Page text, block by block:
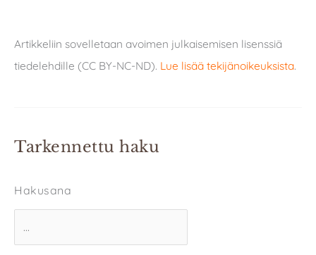
Artikkeliin sovelletaan avoimen julkaisemisen lisenssiä
tiedelehdille (CC BY-NC-ND). Lue lisää tekijänoikeuksista.
Tarkennettu haku
Hakusana